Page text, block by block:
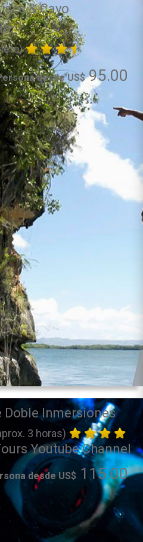
& Cayo
desde US$95.00
Doble Inmersiones
3 horas)
desde US$ 115.00